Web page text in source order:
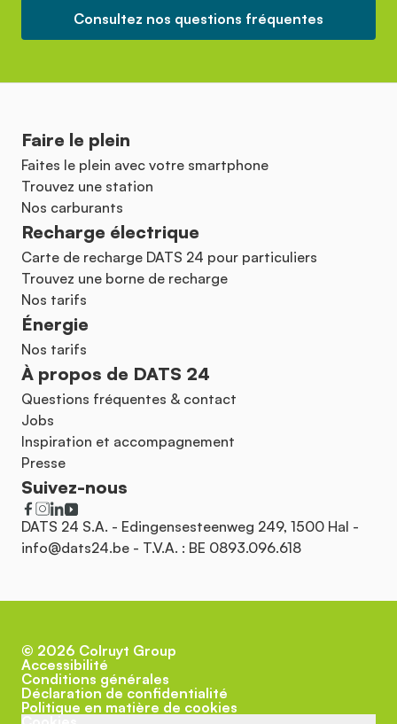
Consultez nos questions fréquentes
Faire le plein
Faites le plein avec votre smartphone
Trouvez une station
Nos carburants
Recharge électrique
Carte de recharge DATS 24 pour particuliers
Trouvez une borne de recharge
Nos tarifs
Énergie
Nos tarifs
À propos de DATS 24
Questions fréquentes & contact
Jobs
Inspiration et accompagnement
Presse
Suivez-nous
DATS 24 S.A. - Edingensesteenweg 249, 1500 Hal -
info@dats24.be - T.V.A. : BE 0893.096.618
© 2026 Colruyt Group
Accessibilité
Conditions générales
Déclaration de confidentialité
Politique en matière de cookies